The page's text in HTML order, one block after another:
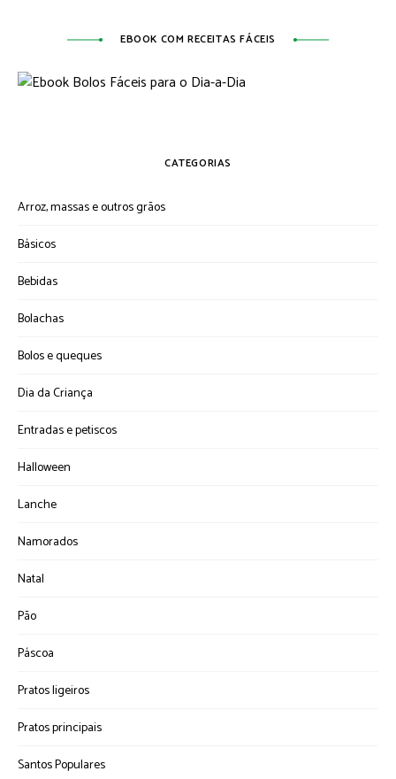
EBOOK COM RECEITAS FÁCEIS
CATEGORIAS
Arroz, massas e outros grãos
Básicos
Bebidas
Bolachas
Bolos e queques
Dia da Criança
Entradas e petiscos
Halloween
Lanche
Namorados
Natal
Pão
Páscoa
Pratos ligeiros
Pratos principais
Santos Populares